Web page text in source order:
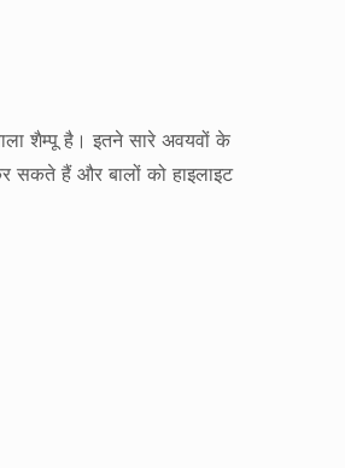
शैम्पू है। इतने सारे अवयवों के
सकते हैं और बालों को हाइलाइट